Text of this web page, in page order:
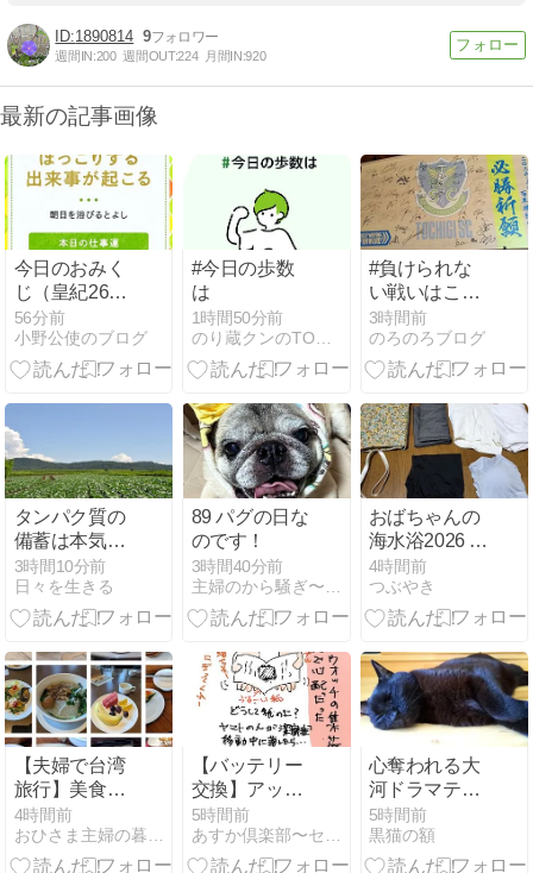
1890814 9
週間IN:200 週間OUT:224 月間IN:920
最新の記事画像
今日のおみく
じ（皇紀2686
年8月10日）
56分前
小野公使のブログ
#今日の歩数
は
1時間50分前
#負けられな
い戦いはここ
にもある〜栃
木SC開幕戦勝
利スタート！
3時間前
のろのろブログ
タンパク質の
備蓄は本気で
考える時期だ
と思った話
3時間10分前
日々を生きる
89 パグの日な
のです！
3時間40分前
おばちゃんの
海水浴2026 海
水浴場の砂が
減っているの
でマリンシュ
方が良い
4時間前
つぶやき
【夫婦で台湾
旅行】美食旅
行でも太らな
かった理由は
これだ！
4時間前
おひさま主婦の暮らし
【バッテリー
交換】アップ
ルウォッチの
集荷が不安定
で心配だった
5時間前
あすか倶楽部〜セミリタイア主婦の多趣味生活
心奪われる大
河ドラマテー
マ曲ベスト
10！ハズレ無
しの傑作揃い
5時間前
黒猫の額